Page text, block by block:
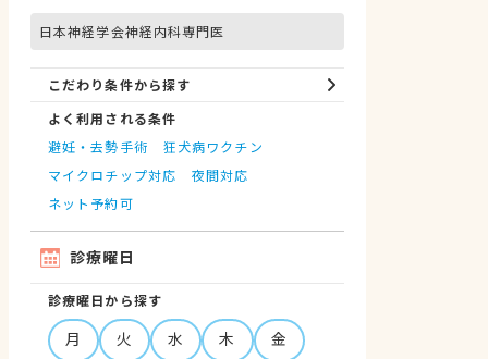
日本神経学会神経内科専門医
こだわり条件から探す
よく利用される条件
避妊・去勢手術
狂犬病ワクチン
マイクロチップ対応
夜間対応
ネット予約可
診療曜日
診療曜日から探す
月 火 水 木
金